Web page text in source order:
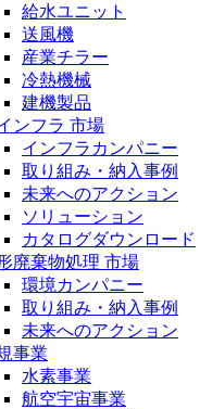
給水ユニット
送風機
産業チラー
冷熱機械
建機製品
ンフラ 市場
インフラカンパニー
取り組み・納入事例
未来へのアクション
ソリューション
カタログダウンロード
廃棄物処理 市場
環境カンパニー
取り組み・納入事例
未来へのアクション
事業
水素事業
航空宇宙事業